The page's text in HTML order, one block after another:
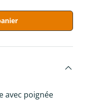
avec poignée